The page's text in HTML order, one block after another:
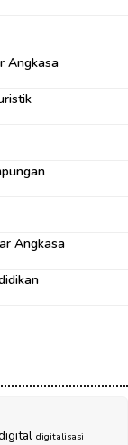
Angkasa
Angkasa
digitalisasi